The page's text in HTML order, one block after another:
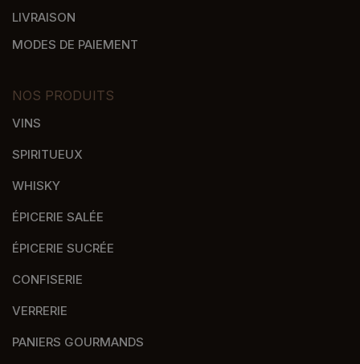
LIVRAISON
MODES DE PAIEMENT
NOS PRODUITS
VINS
SPIRITUEUX
WHISKY
ÉPICERIE SALÉE
ÉPICERIE SUCRÉE
CONFISERIE
VERRERIE
PANIERS GOURMANDS